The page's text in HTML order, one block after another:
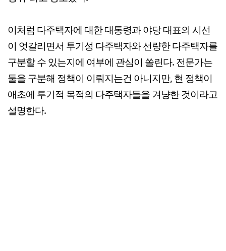
이처럼 다주택자에 대한 대통령과 야당 대표의 시선
이 엇갈리면서 투기성 다주택자와 선량한 다주택자를
구분할 수 있는지에 여부에 관심이 쏠린다. 전문가는
둘을 구분해 정책이 이뤄지는건 아니지만, 현 정책이
애초에 투기적 목적의 다주택자들을 겨냥한 것이라고
설명한다.